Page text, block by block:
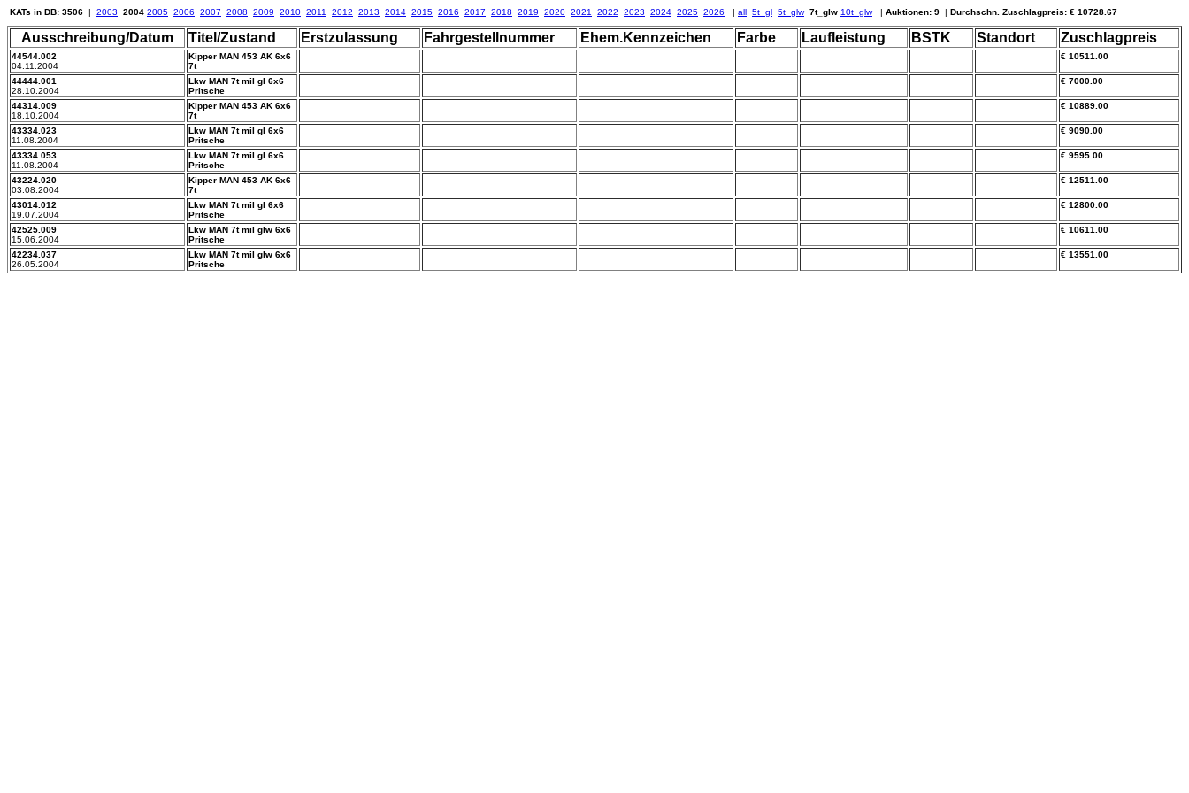
KATs in DB: 3506 | 2003 2004 2005 2006 2007 2008 2009 2010 2011 2012 2013 2014 2015 2016 2017 2018 2019 2020 2021 2022 2023 2024 2025 2026 | all 5t_gl 5t_glw 7t_glw 10t_glw| Auktionen: 9 | Durchschn. Zuschlagpreis: € 10728.67
Ausschreibung/Datum Titel/Zustand Erstzulassung Fahrgestellnummer Ehem.Kennzeichen Farbe Laufleistung BSTK Standort Zuschlagpreis
44544.002
04.11.2004
Kipper MAN 453 AK 6x6
7t
€ 10511.00
44444.001
28.10.2004
Lkw MAN 7t mil gl 6x6
Pritsche
€ 7000.00
44314.009
18.10.2004
Kipper MAN 453 AK 6x6
7t
€ 10889.00
43334.023
11.08.2004
Lkw MAN 7t mil gl 6x6
Pritsche
€ 9090.00
43334.053
11.08.2004
Lkw MAN 7t mil gl 6x6
Pritsche
€ 9595.00
43224.020
03.08.2004
Kipper MAN 453 AK 6x6
7t
€ 12511.00
43014.012
19.07.2004
Lkw MAN 7t mil gl 6x6
Pritsche
€ 12800.00
42525.009
15.06.2004
Lkw MAN 7t mil glw 6x6
Pritsche
€ 10611.00
42234.037
26.05.2004
Lkw MAN 7t mil glw 6x6
Pritsche
€ 13551.00